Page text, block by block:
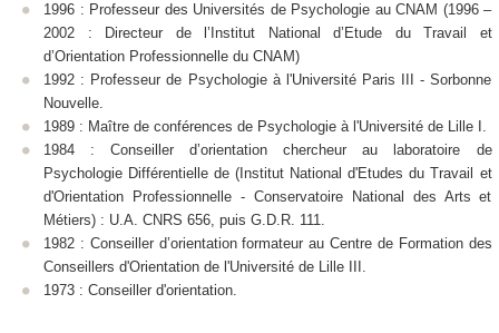
1996 : Professeur des Universités de Psychologie au CNAM (1996 –
2002 : Directeur de l’Institut National d’Etude du Travail et
d’Orientation Professionnelle du CNAM)
1992 : Professeur de Psychologie à l'Université Paris III - Sorbonne
Nouvelle.
1989 : Maître de conférences de Psychologie à l'Université de Lille I.
1984 : Conseiller d’orientation chercheur au laboratoire de
Psychologie Différentielle de (Institut National d'Etudes du Travail et
d'Orientation Professionnelle - Conservatoire National des Arts et
Métiers) : U.A. CNRS 656, puis G.D.R. 111.
1982 : Conseiller d’orientation formateur au Centre de Formation des
Conseillers d'Orientation de l'Université de Lille III.
1973 : Conseiller d'orientation.